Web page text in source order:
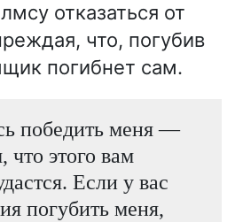
отказаться от
что, погубив
погибнет сам.
победить меня —
что этого вам
Если у вас
погубить меня,